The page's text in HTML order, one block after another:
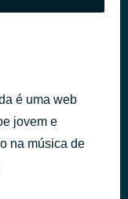
é uma web
jovem e
na música de